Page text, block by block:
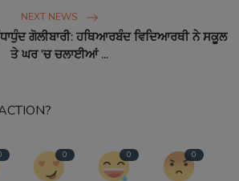
NEXT NEWS
ਗੋਲੀਬਾਰੀ: ਹਥਿਆਰਬੰਦ ਵਿਦਿਆਰਥੀ ਨੇ ਸਕੂਲ
ਤੇ ਘਰ 'ਚ ਚਲਾਈਆਂ ...
0 0 0